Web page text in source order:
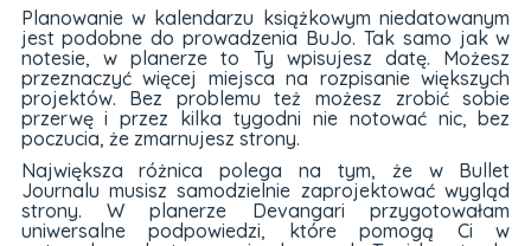
Planowanie w kalendarzu książkowym niedatowanym
jest podobne do prowadzenia BuJo. Tak samo jak w
notesie, w planerze to Ty wpisujesz datę. Możesz
przeznaczyć więcej miejsca na rozpisanie większych
projektów. Bez problemu też możesz zrobić sobie
przerwę i przez kilka tygodni nie notować nic, bez
poczucia, że zmarnujesz strony.
Największa różnica polega na tym, że w Bullet
Journalu musisz samodzielnie zaprojektować wygląd
strony. W planerze Devangari przygotowałam
uniwersalne podpowiedzi, które pomogą Ci w